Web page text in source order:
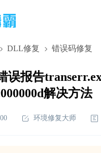
DLL修复 错误码修复
误报告
解决方法
环境修复大师